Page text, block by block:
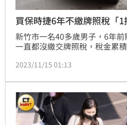
買保時捷6年不繳牌照稅「
新竹市一名40多歲男子，6年前
一直都沒繳交牌照稅，稅金累
無力償還，將他移給行政執行
款。
2023/11/15 01:13